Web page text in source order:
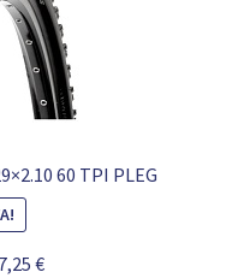
60 TPI PLEG
€El